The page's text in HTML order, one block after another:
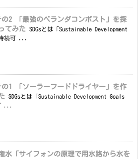
の2 「最強のベランダコンポスト」を探
てみた
SDGsとは「Sustainable Development
続可 ...
の1 「ソーラーフードドライヤー」を作
SDGsとは「Sustainable Development Goals
...
水「サイフォンの原理で用水路から水を